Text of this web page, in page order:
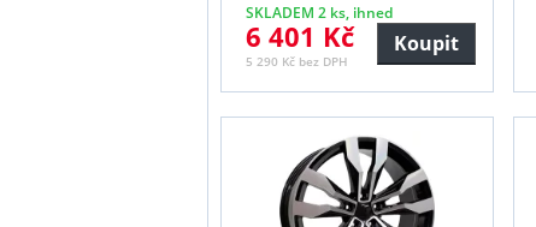
SKLADEM 2 ks, ihned
6 401 Kč
5 290 Kč bez DPH
Koupit